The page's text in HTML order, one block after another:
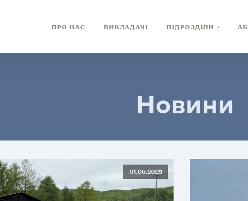
ПРО НАС ВИКЛАДАЧІ ПІДРОЗДІЛИ
Новини
01.06.2025